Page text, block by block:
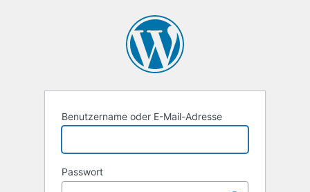
Benutzername oder E-Mail-Adresse
Passwort